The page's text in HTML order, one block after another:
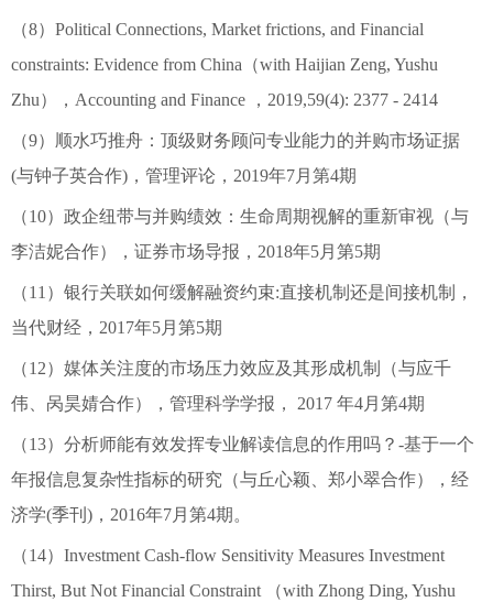
（8）Political Connections, Market frictions, and Financial
constraints: Evidence from China（with Haijian Zeng, Yushu
Zhu），Accounting and Finance ，2019,59(4): 2377 - 2414
（9）顺水巧推舟：顶级财务顾问专业能力的并购市场证据
(与钟子英合作)，管理评论，2019年7月第4期
（10）政企纽带与并购绩效：生命周期视解的重新审视（与
李洁妮合作），证券市场导报，2018年5月第5期
（11） 银行关联如何缓解融资约束:直接机制还是间接机制
，
当代财经，2017年5月第5期
（12）媒体关注度的市场压力效应及其形成机制（与应千
伟、呙昊婧合作），管理科学学报， 2017 年4月第4期
（13）分析师能有效发挥专业解读信息的作用吗？-基于一个
年报信息复杂性指标的研究（与丘心颖、郑小翠合作），经
济学(季刊)，2016年7月第4期。
（14）Investment Cash-flow Sensitivity Measures Investment
Thirst, But Not Financial Constraint （with Zhong Ding, Yushu